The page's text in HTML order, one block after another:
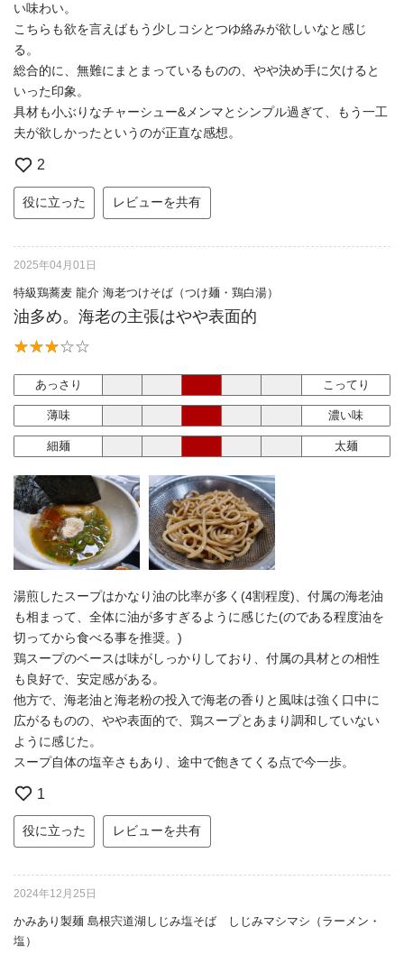
い味わい。
こちらも欲を言えばもう少しコシとつゆ絡みが欲しいなと感じ
る。
総合的に、無難にまとまっているものの、やや決め手に欠けると
いった印象。
具材も小ぶりなチャーシュー&メンマとシンプル過ぎて、もう一工
夫が欲しかったというのが正直な感想。
2
役に立った レビューを共有
2025年04月01日
特級鶏蕎麦 龍介 海老つけそば（つけ麺・鶏白湯）
油多め。海老の主張はやや表面的
あっさり こってり
薄味 濃い味
細麺 太麺
湯煎したスープはかなり油の比率が多く(4割程度)、付属の海老油
も相まって、全体に油が多すぎるように感じた(のである程度油を
切ってから食べる事を推奨。)
鶏スープのベースは味がしっかりしており、付属の具材との相性
も良好で、安定感がある。
他方で、海老油と海老粉の投入で海老の香りと風味は強く口中に
広がるものの、やや表面的で、鶏スープとあまり調和していない
ように感じた。
スープ自体の塩辛さもあり、途中で飽きてくる点で今一歩。
1
役に立った レビューを共有
2024年12月25日
かみあり製麺 島根宍道湖しじみ塩そば しじみマシマシ（ラーメン・
塩）